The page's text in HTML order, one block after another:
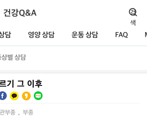
건강Q&A
담 영양 상담 운동 상담 FAQ
검
색
별 상담
기 그 이후
부종 , 부종